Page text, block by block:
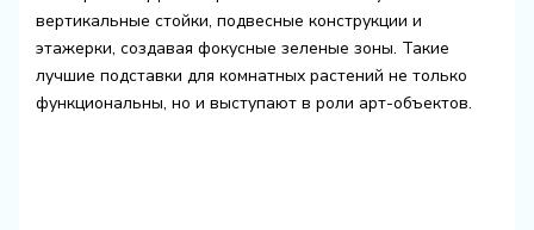
вертикальные стойки, подвесные конструкции и
этажерки, создавая фокусные зеленые зоны. Такие
лучшие подставки для комнатных растений не только
функциональны, но и выступают в роли арт-объектов.